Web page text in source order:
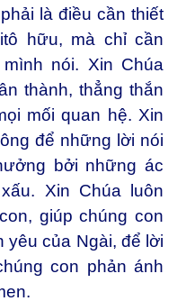
là điều cần thiết
hữu, mà chỉ cần
nói. Xin Chúa
thành, thẳng thắn
mối quan hệ. Xin
để những lời nói
bởi những ác
Xin Chúa luôn
giúp chúng con
yêu của Ngài, để lời
con phản ánh